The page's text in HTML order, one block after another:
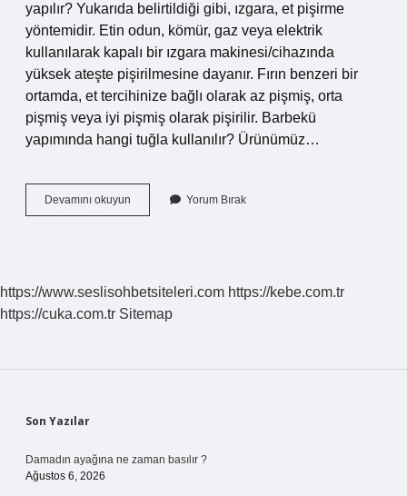
yapılır? Yukarıda belirtildiği gibi, ızgara, et pişirme
yöntemidir. Etin odun, kömür, gaz veya elektrik
kullanılarak kapalı bir ızgara makinesi/cihazında
yüksek ateşte pişirilmesine dayanır. Fırın benzeri bir
ortamda, et tercihinize bağlı olarak az pişmiş, orta
pişmiş veya iyi pişmiş olarak pişirilir. Barbekü
yapımında hangi tuğla kullanılır? Ürünümüz…
Devamını okuyun Barbekü
Yapımında
Yorum Bırak
https://www.seslisohbetsiteleri.com https://kebe.com.tr
https://cuka.com.tr Sitemap
Sidebar
Son Yazılar
Damadın ayağına ne zaman basılır ?
Ağustos 6, 2026